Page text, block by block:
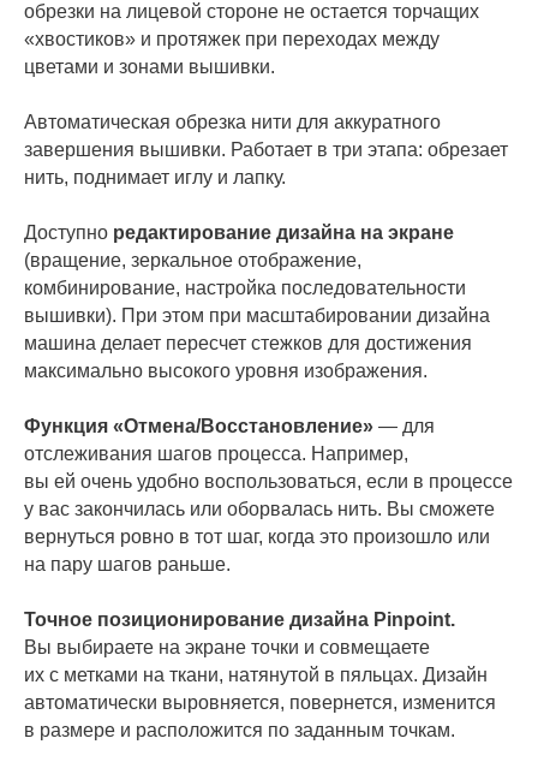
обрезки на лицевой стороне не остается торчащих
«хвостиков» и протяжек при переходах между
цветами и зонами вышивки.
Автоматическая обрезка нити для аккуратного
завершения вышивки. Работает в три этапа: обрезает
нить, поднимает иглу и лапку.
Доступно редактирование дизайна на экране
(вращение, зеркальное отображение,
комбинирование, настройка последовательности
вышивки). При этом при масштабировании дизайна
машина делает пересчет стежков для достижения
максимально высокого уровня изображения.
Функция «Отмена/Восстановление» — для
отслеживания шагов процесса. Например,
вы ей очень удобно воспользоваться, если в процессе
у вас закончилась или оборвалась нить. Вы сможете
вернуться ровно в тот шаг, когда это произошло или
на пару шагов раньше.
Точное позиционирование дизайна Pinpoint.
Вы выбираете на экране точки и совмещаете
их с метками на ткани, натянутой в пяльцах. Дизайн
автоматически выровняется, повернется, изменится
в размере и расположится по заданным точкам.